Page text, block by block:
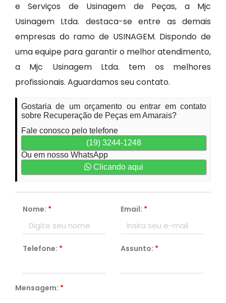
e Serviços de Usinagem de Peças, a Mjc
Usinagem Ltda. destaca-se entre as demais
empresas do ramo de USINAGEM. Dispondo de
uma equipe para garantir o melhor atendimento,
a Mjc Usinagem Ltda. tem os melhores
profissionais. Aguardamos seu contato.
Gostaria de um orçamento ou entrar em contato
sobre Recuperação de Peças em Amarais?
Fale conosco pelo telefone
(19) 3244-1248
Ou em nosso WhatsApp
Clicando aqui
Nome: * Email: *
Telefone: * Assunto: *
Mensagem: *